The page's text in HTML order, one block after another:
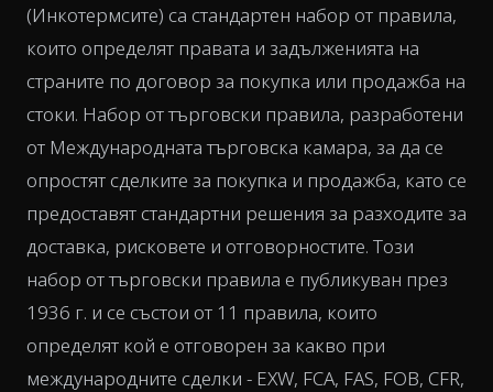
(Инкотермсите) са стандартен набор от правила,
които определят правата и задълженията на
страните по договор за покупка или продажба на
стоки. Набор от търговски правила, разработени
от Международната търговска камара, за да се
опростят сделките за покупка и продажба, като се
предоставят стандартни решения за разходите за
доставка, рисковете и отговорностите. Този
набор от търговски правила е публикуван през
1936 г. и се състои от 11 правила, които
определят кой е отговорен за какво при
международните сделки - EXW, FCA, FAS, FOB, CFR,